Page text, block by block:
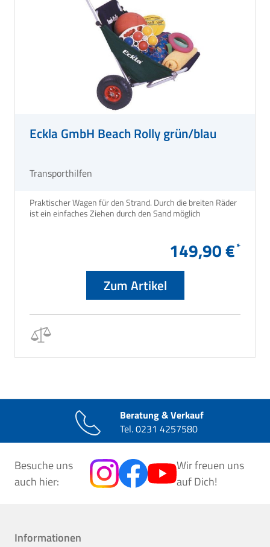
Eckla GmbH Beach Rolly grün/blau
Transporthilfen
Praktischer Wagen für den Strand. Durch die breiten Räder
149,90 €
Zum Artikel
Beratung & Verkauf
Tel.0231 4257580
Besuche uns
auch hier:
Wir freuen uns
auf Dich!
Informationen